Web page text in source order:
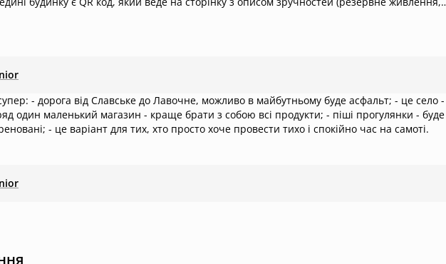
послуг (в тому числі харчування по меню), можна оплатити картою. Власниця та
попрацювати (є
як в місті і є речі,
але їх варто враховувати. Поруч є один магазин, який працює до 20, але краще
краще мати питну воду з собою на чай/каву. Ми знали куди їхали, тому загалом все
легковою машиною, повірте, в Карпатах є значно гірші дороги. Йдуть ремонтні
тут буде асфальт. Останні 150 м перед заїздом до брами дорога йде вгору.
один маленький магазин - краще брати з собою всі продукти; - піші прогулянки - буде
- це варіант для тих, хто просто хоче провести тихо і спокійно час на самоті.